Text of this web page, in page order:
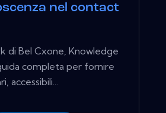
nel contact
di Bel Cxone, Knowledge
completa per fornire
accessibili...